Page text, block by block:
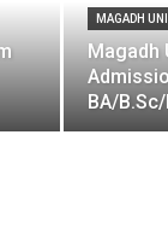
MAGADH
Magadh
BA/